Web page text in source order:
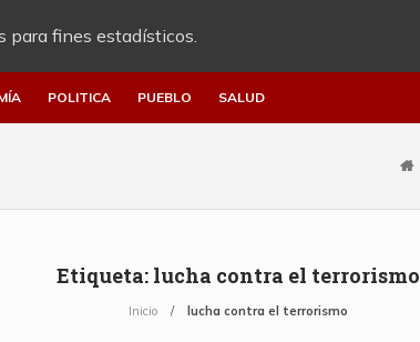
para fines estadísticos.
POLITICA PUEBLO SALUD
Etiqueta: lucha contra el terrorismo
Inicio lucha contra el terrorismo